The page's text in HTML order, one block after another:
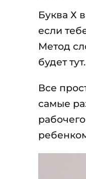
Буква Х
если
Метод
будет тут.
Все
самые